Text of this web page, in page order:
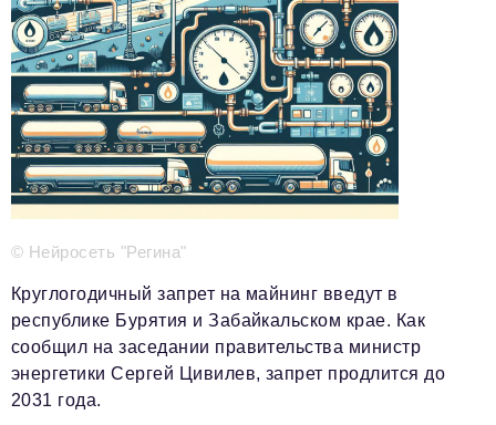
info@business-magazine.online
Отдел рекламы
reklama@business-magazine.online
Отдел распространения/редакционная подписка
podpiska@business-magazine.online
Отдел по работе с партнерами
partner@business-magazine.online
© Нейросеть "Регина"
Круглогодичный запрет на майнинг введут в
республике Бурятия и Забайкальском крае. Как
сообщил на заседании правительства министр
энергетики Сергей Цивилев, запрет продлится до
2031 года.